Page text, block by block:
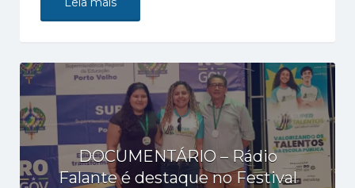
DOCUMENTÁRIO – Rádio
Falante é destaque no Festival